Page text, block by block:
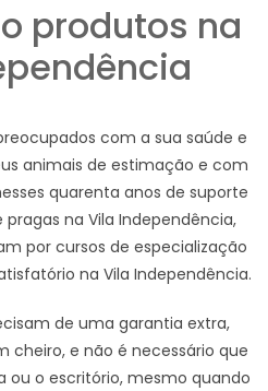
produtos na
com a sua saúde e
animais de estimação e com
quarenta anos de suporte
na Vila Independência,
por cursos de especialização
na Vila Independência.
de uma garantia extra,
cheiro, e não é necessário que
ou o escritório, mesmo quando